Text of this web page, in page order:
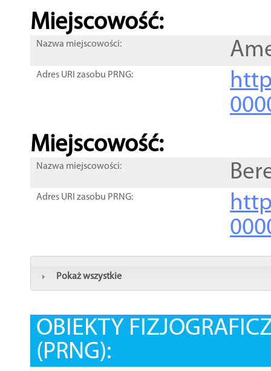
Miejscowość:
Nazwa miejscowości:
Adres URI zasobu PRNG:
Miejscowość:
Nazwa miejscowości:
Adres URI zasobu PRNG:
Pokaż wszystkie
OBIEKTY
(PRNG):